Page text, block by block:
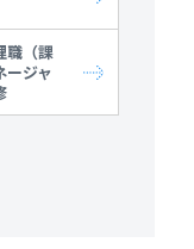
職（課
ージャ